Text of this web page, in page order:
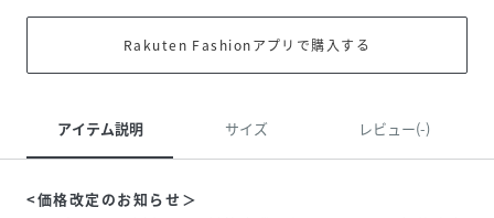
Rakuten Fashionアプリで購入する
アイテム説明 サイズ レビュー(-)
<価格改定のお知らせ＞